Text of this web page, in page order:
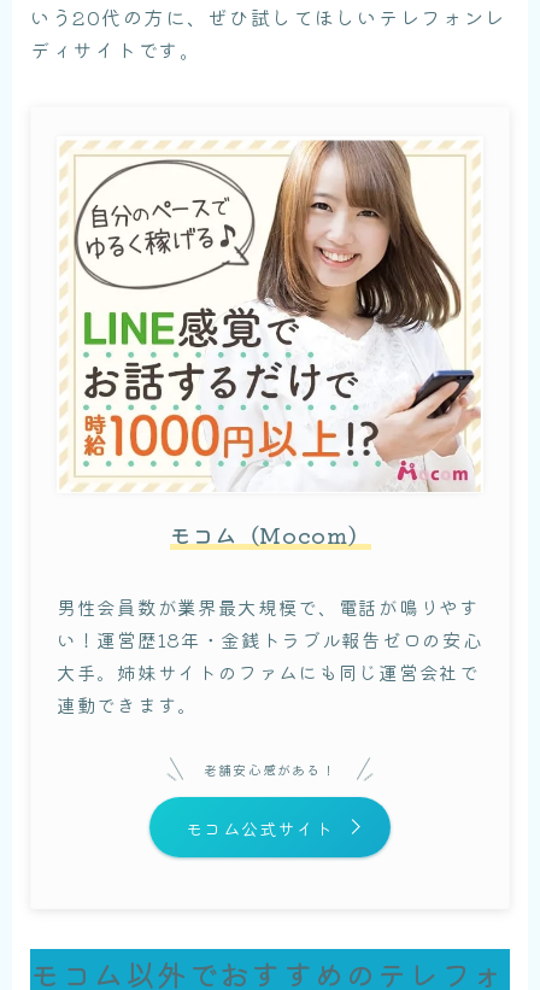
いう20代の方に、ぜひ試してほしいテレフォンレ
ディサイトです。
モコム（Mocom）
男性会員数が業界最大規模で、電話が鳴りやす
い！運営歴18年・金銭トラブル報告ゼロの安心
大手。姉妹サイトのファムにも同じ運営会社で
連動できます。
老舗安心感がある！
モコム公式サイト
モコム以外でおすすめのテレフォ